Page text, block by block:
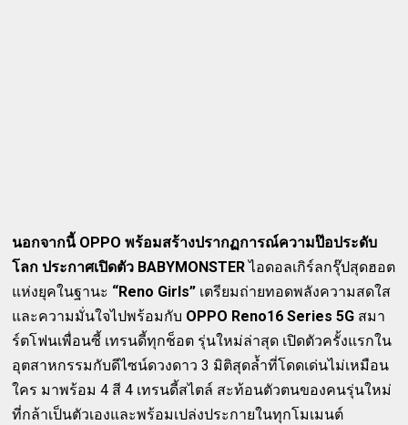
นอกจากนี้ OPPO พร้อมสร้างปรากฏการณ์ความป๊อประดับ
โลก ประกาศเปิดตัว BABYMONSTERไอดอลเกิร์ลกรุ๊ปสุดฮอต
แห่งยุคในฐานะ “Reno Girls” เตรียมถ่ายทอดพลังความสดใส
และความมั่นใจไปพร้อมกับ OPPO Reno16 Series 5G สมา
ร์ตโฟนเพื่อนซี้ เทรนดี้ทุกช็อต รุ่นใหม่ล่าสุด เปิดตัวครั้งแรกใน
อุตสาหกรรมกับดีไซน์ดวงดาว 3 มิติสุดล้ำที่โดดเด่นไม่เหมือน
ใคร มาพร้อม 4 สี 4 เทรนดี้สไตล์ สะท้อนตัวตนของคนรุ่นใหม่
ที่กล้าเป็นตัวเองและพร้อมเปล่งประกายในทุกโมเมนต์